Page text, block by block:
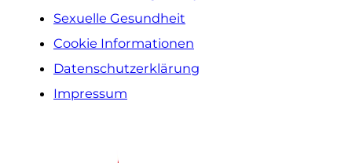
Sexuelle Gesundheit
Cookie Informationen
Datenschutzerklärung
Impressum